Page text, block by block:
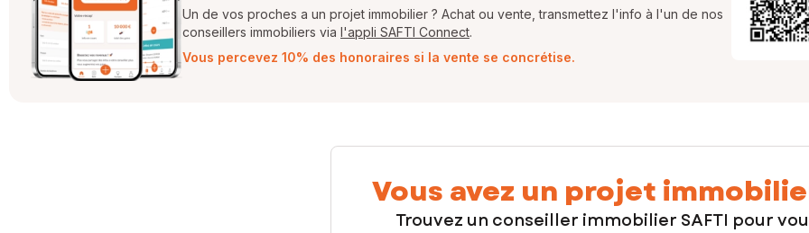
Un de vos proches a un projet immobilier ? Achat ou vente, transmettez l'info à l'un de nos
conseillers immobiliers via l'appli SAFTI Connect.
Vous percevez 10% des honoraires si la vente se concrétise.
Vous avez un projet
Trouvez un conseiller immobilier SAFTI pour